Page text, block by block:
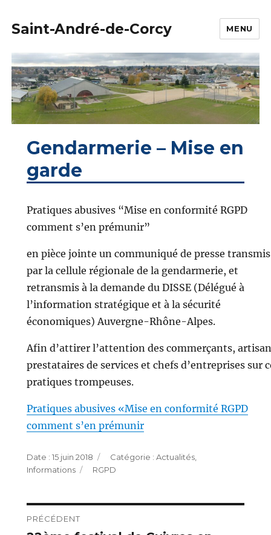
Saint-André-de-Corcy MENU
Gendarmerie – Mise en
garde
Pratiques abusives “Mise en conformité RGPD
comment s’en prémunir”
en pièce jointe un communiqué de presse transmis
par la cellule régionale de la gendarmerie, et
retransmis à la demande du DISSE (Délégué à
l’information stratégique et à la sécurité
économiques) Auvergne-Rhône-Alpes.
Afin d’attirer l’attention des commerçants,
prestataires de services et chefs d’entreprises sur
pratiques trompeuses.
Pratiques abusives «Mise en conformité RGPD
comment s’en prémunir
Publié
le
15 juin 2018 Catégories
Actualités,
Informations
Étiquettes
RGPD
Navigation
PRÉCÉDENT